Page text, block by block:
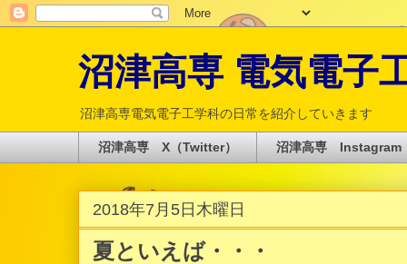
沼津高専 電気電子
沼津高専電気電子工学科の日常を紹介していきます
沼津高専 X（Twitter） 沼津高専 Instagram
2018年7月5日木曜日
夏といえば・・・